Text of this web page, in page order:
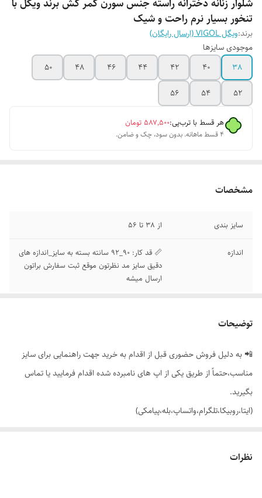
شلوار زنانه دخترانه راسته جنس سورن کمر کش برند ویگل با
تنخور بسیار نرم راحت و شیک
برند:ویگل VIGOL (ارسال رایگان)
موجودی سایزها
38
40
42
44
46
48
50
52
54
56
هر قسط با ترب‌پی:۵۸۷٬۵۰۰ تومان
۴ قسط ماهانه. بدون سود، چک و ضامن.
مشخصات
سایز بندی از 38 تا 56
اندازه
📏 قد کار: 90_92 سانته بسته به سایز_اندازه های
دقیق سایز مد نظرتون موقع ثبت سفارش براتون
ارسال میشه
توضیحات
📲 به دلیل فروش حضوری قبل از اقدام به خرید جهت راهنمایی برای سایز
مناسب،حتماً از طریق یکی از اپ های نامبرده شده اقدام فرمایید یا تماس
بگیرید.
(ایتا،روبیکا،تلگرام،واتساپ،بله،پیامکی)
فوق العاده راحت و شیک
نظرات